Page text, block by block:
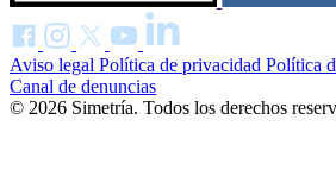
Aviso legal Política de privacidad Política
Canal de denuncias
© 2026 Simetría. Todos los derechos